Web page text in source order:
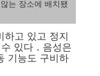
는 장소에 배치됐
하고 있고 정지
있다．음성은
기능도 구비하